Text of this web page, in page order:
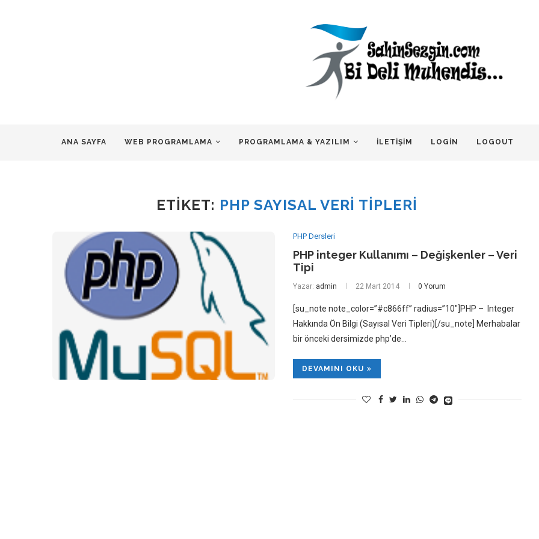
ANA SAYFA WEB PROGRAMLAMA PROGRAMLAMA & YAZILIM İLETIŞIM LOGIN LOGOUT
ETIKET: PHP SAYISAL VERI TIPLERI
PHP Dersleri
PHP integer Kullanımı – Değişkenler – Veri
Tipi
Yazar: admin 22 Mart 2014 0 Yorum
[su_note note_color=”#c866ff” radius=”10″]PHP – Integer
Hakkında Ön Bilgi (Sayısal Veri Tipleri)[/su_note] Merhabalar
bir önceki dersimizde php’de…
DEVAMINI OKU